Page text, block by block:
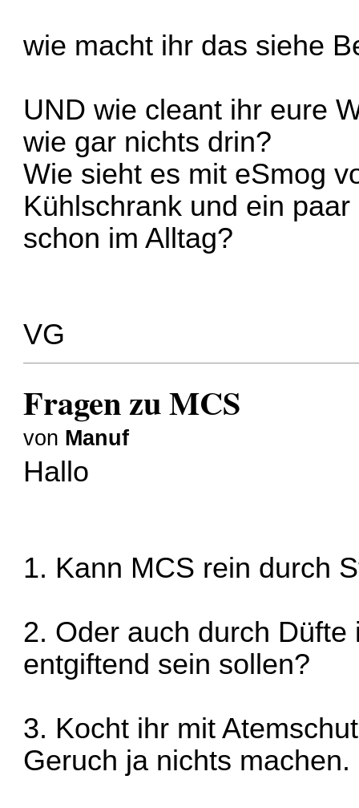
wie macht ihr das siehe
UND wie cleant ihr eure
wie gar nichts drin?
Wie sieht es mit eSmog
Kühlschrank und ein
schon im Alltag?
VG
Fragen zu MCS
von Manuf
Hallo
1. Kann MCS rein durch
2. Oder auch durch
entgiftend sein sollen?
3. Kocht ihr mit
Geruch ja nichts machen.